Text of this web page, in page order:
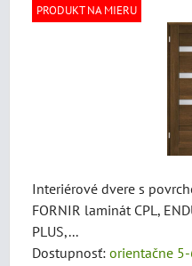
PRODUKT NA MIERU
Interiérové dvere s
FORNIR laminát CPL,
PLUS,...
Dostupnosť: orientačne